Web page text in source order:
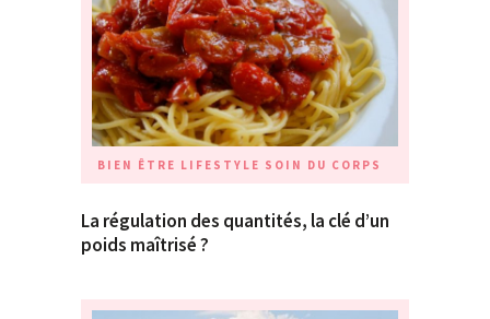
BIEN ÊTRE LIFESTYLE SOIN DU CORPS
La régulation des quantités, la clé d’un
poids maîtrisé ?